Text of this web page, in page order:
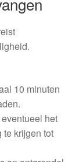
10 minuten
het
krijgen tot